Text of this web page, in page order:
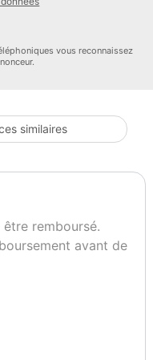
automatique
vous reconnaissez
similaires
remboursé.
avant de